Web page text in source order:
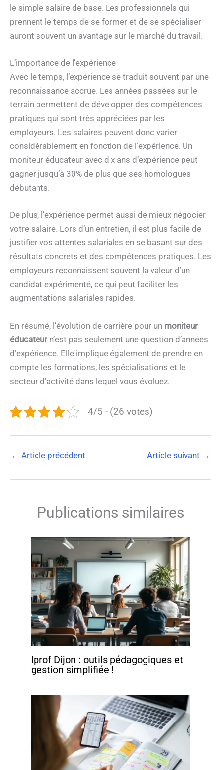
le simple salaire de base. Les professionnels qui
prennent le temps de se former et de se spécialiser
auront souvent un avantage sur le marché du travail.
L’importance de l’expérience
Avec le temps, l’expérience se traduit souvent par une
reconnaissance accrue. Les années passées sur le
terrain permettent de développer des compétences
pratiques qui sont très appréciées par les
employeurs. Les salaires peuvent donc varier
considérablement en fonction de l’expérience. Un
moniteur éducateur avec dix ans d’expérience peut
gagner jusqu’à 30% de plus que ses homologues
débutants.
De plus, l’expérience permet aussi de mieux négocier
votre salaire. Lors d’un entretien, il est plus facile de
justifier vos attentes salariales en se basant sur des
résultats concrets et des compétences pratiques. Les
employeurs reconnaissent souvent la valeur d’un
candidat expérimenté, ce qui peut faciliter les
augmentations salariales rapides.
En résumé, l’évolution de carrière pour un moniteur
éducateurn’est pas seulement une question d’années
d’expérience. Elle implique également de prendre en
compte les formations, les spécialisations et le
secteur d’activité dans lequel vous évoluez.
4/5 - (26 votes)
← Article précédent Article suivant →
Publications similaires
Iprof Dijon : outils pédagogiques et
gestion simplifiée !